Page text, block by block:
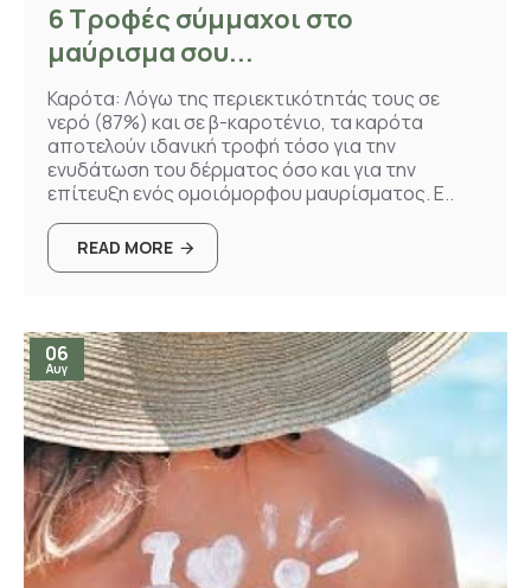
6 Τροφές σύμμαχοι στο
μαύρισμα σου...
Καρότα: Λόγω της περιεκτικότητάς τους σε
νερό (87%) και σε β-καροτένιο, τα καρότα
αποτελούν ιδανική τροφή τόσο για την
ενυδάτωση του δέρματος όσο και για την
επίτευξη ενός ομοιόμορφου μαυρίσματος. Ε..
READ MORE
06
Αυγ